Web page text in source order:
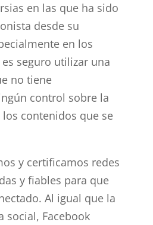
en las que ha sido
desde su
en los
seguro utilizar una
no tiene
control sobre la
contenidos que se
y certificamos redes
y fiables para que
Al igual que la
social, Facebook